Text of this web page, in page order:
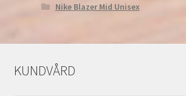
Nike Blazer Mid Unisex
KUNDVÅRD